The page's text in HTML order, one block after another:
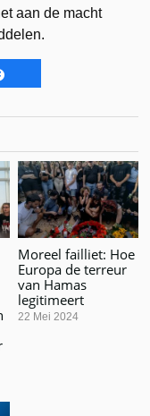
aan de macht
Moreel failliet: Hoe
Europa de terreur
van Hamas
legitimeert
22 Mei 2024